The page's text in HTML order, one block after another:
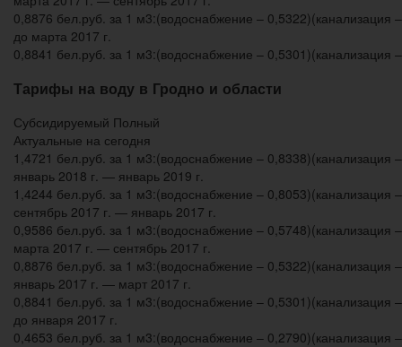
0,8876 бел.руб. за 1 м3:(водоснабжение – 0,5322)(канализация
до марта 2017 г.
0,8841 бел.руб. за 1 м3:(водоснабжение – 0,5301)(канализация
Тарифы на воду в Гродно и области
Субсидируемый Полный
Актуальные на сегодня
1,4721 бел.руб. за 1 м3:(водоснабжение – 0,8338)(канализация
январь 2018 г. — январь 2019 г.
1,4244 бел.руб. за 1 м3:(водоснабжение – 0,8053)(канализация
сентябрь 2017 г. — январь 2017 г.
0,9586 бел.руб. за 1 м3:(водоснабжение – 0,5748)(канализация
марта 2017 г. — сентябрь 2017 г.
0,8876 бел.руб. за 1 м3:(водоснабжение – 0,5322)(канализация
январь 2017 г. — март 2017 г.
0,8841 бел.руб. за 1 м3:(водоснабжение – 0,5301)(канализация
до января 2017 г.
0,4653 бел.руб. за 1 м3:(водоснабжение – 0,2790)(канализация